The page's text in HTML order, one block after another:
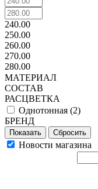
240.00
250.00
260.00
270.00
280.00
МАТЕРИАЛ
СОСТАВ
РАСЦВЕТКА
Однотонная (2)
БРЕНД
Сбросить
Новости магазина